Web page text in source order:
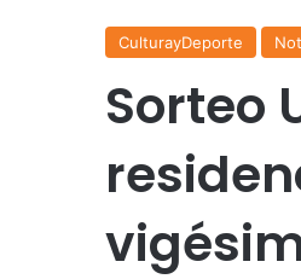
CulturayDeporte
Sorteo